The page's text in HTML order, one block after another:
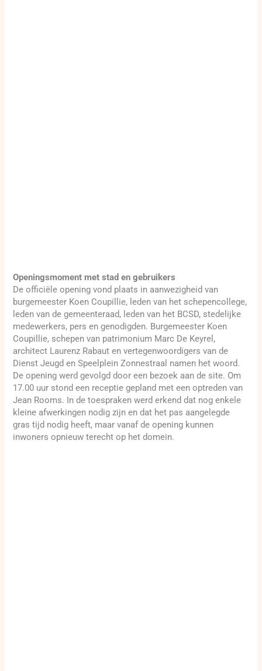
Openingsmoment met stad en gebruikers
De officiële opening vond plaats in aanwezigheid van
burgemeester Koen Coupillie, leden van het schepencollege,
leden van de gemeenteraad, leden van het BCSD, stedelijke
medewerkers, pers en genodigden. Burgemeester Koen
Coupillie, schepen van patrimonium Marc De Keyrel,
architect Laurenz Rabaut en vertegenwoordigers van de
Dienst Jeugd en Speelplein Zonnestraal namen het woord.
De opening werd gevolgd door een bezoek aan de site. Om
17.00 uur stond een receptie gepland met een optreden van
Jean Rooms. In de toespraken werd erkend dat nog enkele
kleine afwerkingen nodig zijn en dat het pas aangelegde
gras tijd nodig heeft, maar vanaf de opening kunnen
inwoners opnieuw terecht op het domein.